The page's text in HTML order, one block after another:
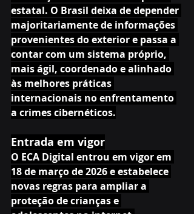
estatal. O Brasil deixa de depender
majoritariamente de informações
provenientes do exterior e passa a
contar com um sistema próprio,
mais ágil, coordenado e alinhado
às melhores práticas
internacionais no enfrentamento
a crimes cibernéticos.
Entrada em vigor
O ECA Digital entrou em vigor em
18 de março de 2026 e estabelece
novas regras para ampliar a
proteção de crianças e